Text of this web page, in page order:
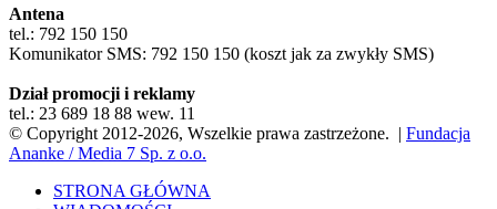
Antena
tel.: 792 150 150
Komunikator SMS: 792 150 150 (koszt jak za zwykły SMS)
Dział promocji i reklamy
tel.: 23 689 18 88 wew. 11
© Copyright 2012-2026, Wszelkie prawa zastrzeżone. | Fundacja
Ananke / Media 7 Sp. z o.o.
STRONA GŁÓWNA